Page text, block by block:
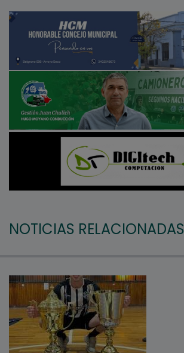
NOTICIAS RELACIONADAS